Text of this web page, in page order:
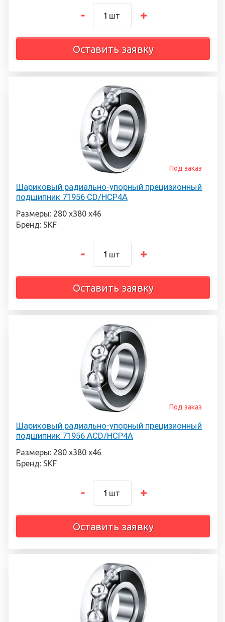
шт
Оставить заявку
Шариковый радиально-упорный прецизионный
подшипник 71956 CD/HCP4A
Под заказ
Размеры: 280 х380 х46
Бренд: SKF
шт
Оставить заявку
Шариковый радиально-упорный прецизионный
подшипник 71956 ACD/HCP4A
Под заказ
Размеры: 280 х380 х46
Бренд: SKF
шт
Оставить заявку